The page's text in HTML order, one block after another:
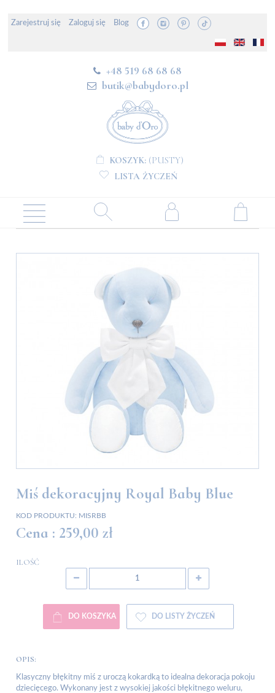
Zarejestruj się Zaloguj się Blog
+48 519 68 68 68
butik@babydoro.pl
KOSZYK: (PUSTY)
LISTA ŻYCZEŃ
Miś dekoracyjny Royal Baby Blue
KOD PRODUKTU: MISRBB
Cena : 259,00 zł
ILOŚĆ
DO KOSZYKA DO LISTY ŻYCZEŃ
OPIS:
Klasyczny błękitny miś z uroczą kokardką to idealna dekoracja pokoju
dziecięcego. Wykonany jest z wysokiej jakości błękitnego weluru,